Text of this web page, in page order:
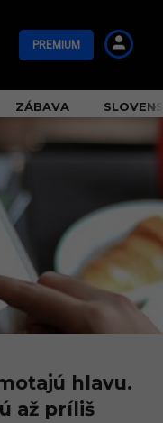
PREMIUM
ZÁBAVA
hlavu.
až príliš